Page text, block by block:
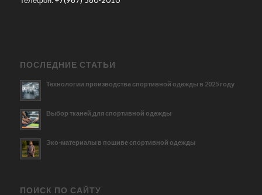
ПОСЛЕДНИЕ СТАТЬИ
Технологии производства спортивной одежды в 2025 году
Выбор тканей для спортивной одежды
Эко-материалы в пошиве спортивной одежды
ПОИСК ПО САЙТУ